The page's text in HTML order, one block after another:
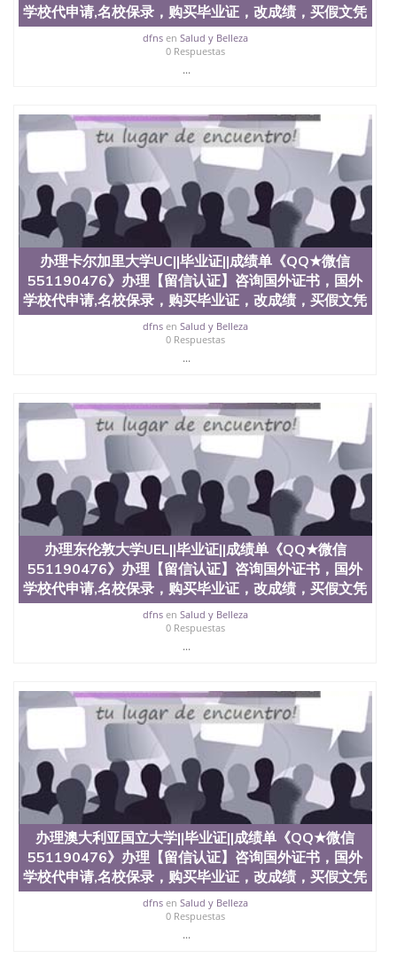
信息，给出操作方案； 2、补充毕业证成绩单等相关
材料； 3、留服注册申请账号，付定金； 4、预约递
交时间，公司人员陪同客户本人一起去留服递交材
料； 5、等待结果，完成结果书留服直接邮寄给客户
结构（包括：水印，阴影底纹，钢印LOGO烫金烫
银，LOGO烫金烫银复合重叠。 文字图案浮雕，激光
镭射，紫外荧光，温感，复印防伪）都有原版本文凭
对照。质量得到了广大海外客户群体的认可，同时和
海外学校留学中介， 同时能做到与时俱进，及时掌握
各大院校的（毕业证，成绩单，资格证，学生卡，结
业证，录取通知书，在读证明等相关材料）的版本更
新信息， 能够在时间掌握的海外学历文凭的样版，尺
寸大小，纸张材质，防伪技术等等，并在时间收集到
原版实物，以求达到客户的需求。 我们的优势： 我
们在保证合理定价的同时，坚持较高性价比，通过品
质和效率不断优化，为您倾情诠释什么是高性价比。
咨询顾问：Sam q/微信:551190476 Q/微
信:551190476办理毕业证成绩单、教育部认证,录取通
教育部学历学位认证、毕业证、成绩单、文凭、学历
文凭、假文凭假毕业证假学历书制作、假制作、办
理、仿制学位证书、毕业证文凭、文凭毕业证、毕业
证认证、留服认证、使馆认证、使馆证明、使馆留学
回国人员证明、留学生认证、学历认证、文凭认证学
位认证、留学生学历认证、留学生学位认证、英国文
凭学历、美国文凭学历、澳洲文凭学历、加拿大文凭
学历、新西兰学历认证等q:551190476 微信：
551190476 圣何塞州立大学毕业证（San Jose State
University）圣何塞州立大学毕业证（San Jose State
University）圣何塞州立大学毕业证（San Jose State
University）圣何塞州立大学成绩单（San Jose State
University）圣何塞州立大学成绩单（ San Jose State
University）圣何塞州立大学成绩单（San Jose State
University）成绩单圣何塞州立大学文凭（San Jose
State University）圣何塞州立大学（San Jose State
University）圣何塞州立大学（ San Jose State
University）圣何塞州立大学（San Jose State
University）圣何塞州立大学文凭（San Jose State
University）圣何塞州立大学文凭（San Jose State
University）文凭圣何塞州立大学文凭（San Jose
State University）圣何塞州立大学学历（ San Jose
State University）圣何塞州立大学学历（San Jose
State University）圣何塞州立大学学历（San Jose
State University）圣 塞州立大学学历（San Jose
State University）圣何塞州立大学（San Jose State
University）圣何塞州立大学（San Jose State
University）圣何塞州立大学（San Jose State
University）圣何塞州立大学（San Jose State
University）圣何塞州立大学学位证（San Jose State
University）圣何塞州立大学学位证（San Jose State
University）圣何塞州立大学学位证（San Jose State
学校代申请,名校保录，购买毕业证，改成绩，买假文凭
dfnsen Salud y Belleza
0 Respuestas
...
办理卡尔加里大学UC||毕业证||成绩单《QQ★微信
551190476》办理【留信认证】咨询国外证书，国外
学校代申请,名校保录，购买毕业证，改成绩，买假文凭
dfnsen Salud y Belleza
0 Respuestas
...
办理东伦敦大学UEL||毕业证||成绩单《QQ★微信
551190476》办理【留信认证】咨询国外证书，国外
学校代申请,名校保录，购买毕业证，改成绩，买假文凭
dfnsen Salud y Belleza
0 Respuestas
...
办理澳大利亚国立大学||毕业证||成绩单《QQ★微信
551190476》办理【留信认证】咨询国外证书，国外
学校代申请,名校保录，购买毕业证，改成绩，买假文凭
dfnsen Salud y Belleza
0 Respuestas
...